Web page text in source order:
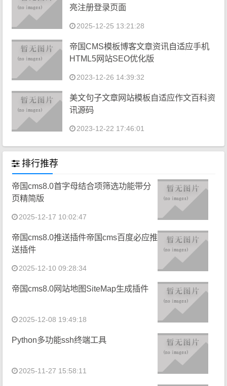
亮注册登录页面
2025-12-25 13:21:28
帝国CMS模板博客文章资讯自适应手机
HTML5网站SEO优化版
2023-12-26 14:39:32
美文句子文章网站模板自适应作文百科资
讯源码
2023-12-22 17:46:01
排行推荐
帝国cms8.0首字母结合项筛选功能带分
页精简版
2025-12-17 10:02:47
帝国cms8.0推送插件帝国cms百度必应推
送插件
2025-12-10 09:28:34
帝国cms8.0网站地图SiteMap生成插件
2025-12-08 19:49:18
Python多功能ssh终端工具
2025-11-27 15:58:11